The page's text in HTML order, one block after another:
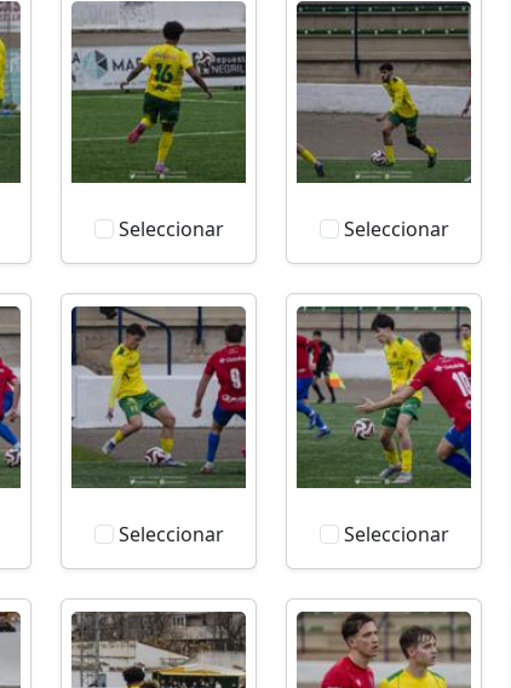
Seleccionar Seleccionar
Seleccionar Seleccionar